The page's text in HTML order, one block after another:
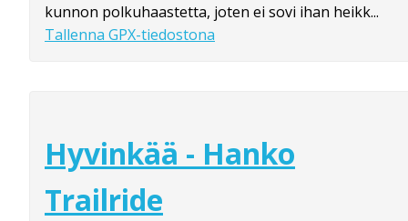
kunnon polkuhaastetta, joten ei sovi ihan heikk...
Tallenna GPX-tiedostona
Hyvinkää - Hanko
Trailride